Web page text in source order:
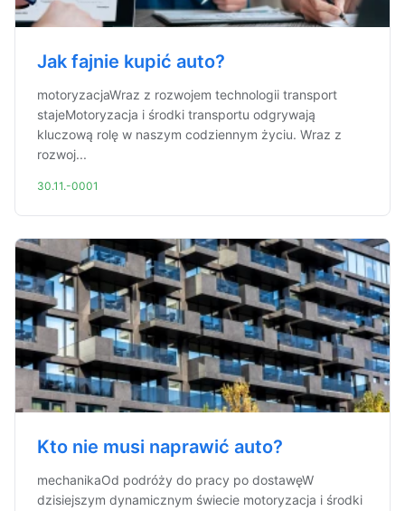
Jak fajnie kupić auto?
motoryzacjaWraz z rozwojem technologii transport
stajeMotoryzacja i środki transportu odgrywają
kluczową rolę w naszym codziennym życiu. Wraz z
rozwoj...
30.11.-0001
Kto nie musi naprawić auto?
mechanikaOd podróży do pracy po dostawęW
dzisiejszym dynamicznym świecie motoryzacja i środki